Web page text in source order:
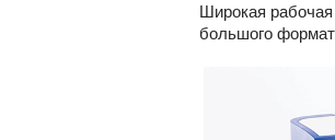
Широкая
большого